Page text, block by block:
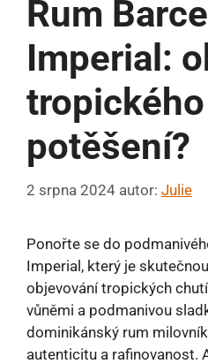
Rum
Imperial:
tropického
potěšení?
2 srpna 2024 autor: Julie
Ponořte se do
Imperial, který je
objevování tropických
vůněmi a podmanivou
dominikánský rum
autenticitu a rafinovanost.